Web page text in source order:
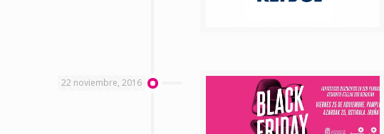
22 noviembre, 2016